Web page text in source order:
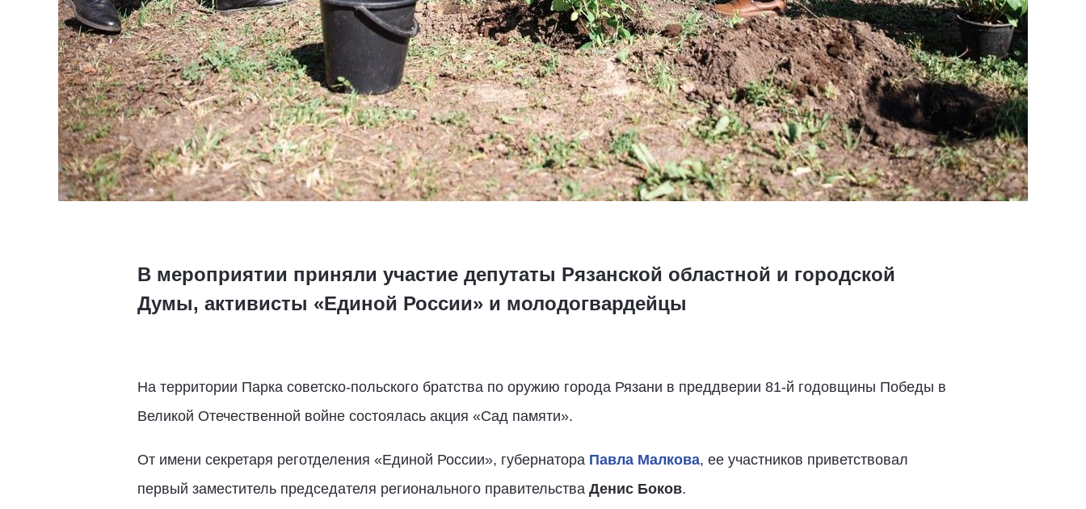
В мероприятии приняли участие депутаты Рязанской областной и городской
Думы, активисты «Единой России» и молодогвардейцы
На территории Парка советско-польского братства по оружию города Рязани в преддверии 81-й годовщины Победы в
Великой Отечественной войне состоялась акция «Сад памяти».
От имени секретаря реготделения «Единой России», губернатора Павла Малкова, ее участников приветствовал
первый заместитель председателя регионального правительства Денис Боков.